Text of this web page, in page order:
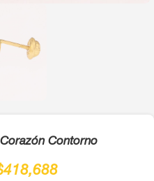
Contorno
418,688